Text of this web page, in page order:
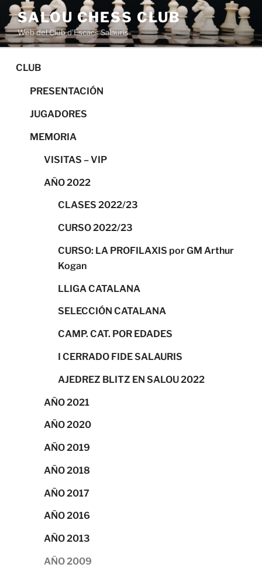
Saltar
contenido
SALOU CHESS CLUB
Web del Club d’Escacs Salauris
CLUB
PRESENTACIÓN
JUGADORES
MEMORIA
VISITAS – VIP
AÑO 2022
CLASES 2022/23
CURSO 2022/23
CURSO: LA PROFILAXIS por GM Arthur
Kogan
LLIGA CATALANA
SELECCIÓN CATALANA
CAMP. CAT. POR EDADES
I CERRADO FIDE SALAURIS
AJEDREZ BLITZ EN SALOU 2022
AÑO 2021
AÑO 2020
AÑO 2019
AÑO 2018
AÑO 2017
AÑO 2016
AÑO 2013
AÑO 2009